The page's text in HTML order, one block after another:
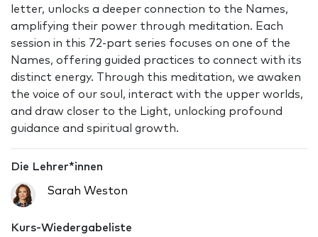
letter, unlocks a deeper connection to the Names,
amplifying their power through meditation. Each
session in this 72-part series focuses on one of the
Names, offering guided practices to connect with its
distinct energy. Through this meditation, we awaken
the voice of our soul, interact with the upper worlds,
and draw closer to the Light, unlocking profound
guidance and spiritual growth.
Die Lehrer*innen
Sarah Weston
Kurs-Wiedergabeliste